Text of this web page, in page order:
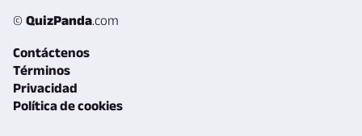
© QuizPanda.com
Contáctenos
Términos
Privacidad
Política de cookies